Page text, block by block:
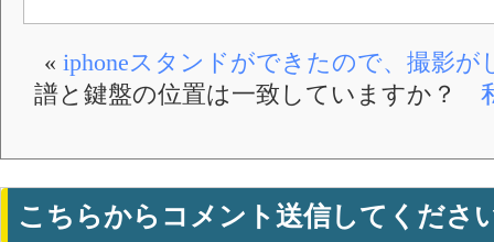
« iphoneスタンドができたので、撮影
譜と鍵盤の位置は一致していますか？
こちらからコメント送信してくださ